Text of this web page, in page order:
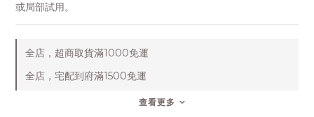
或局部試用。
全店，超商取貨滿1000免運
全店，宅配到府滿1500免運
查看更多